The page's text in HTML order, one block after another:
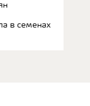
в семенах